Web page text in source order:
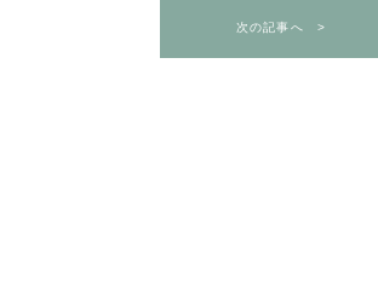
次の記事へ >